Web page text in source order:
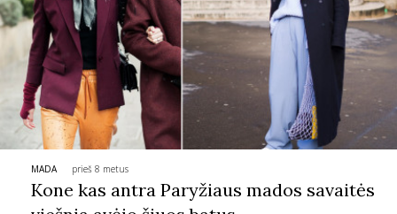
SVEIKATA
APIE MANE
PSICHOLOGIJA
HOROSKOPAI
MADA prieš 8 metus
Kone kas antra Paryžiaus mados savaitės